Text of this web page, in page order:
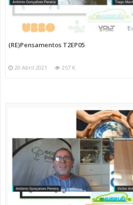
(RE)Pensamentos T2EP05
20 Abril 2021 257 K